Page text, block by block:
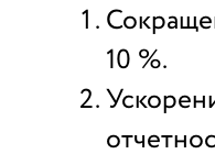
10 %.